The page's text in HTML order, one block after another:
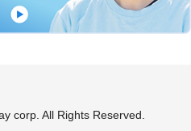
corp. All Rights Reserved.